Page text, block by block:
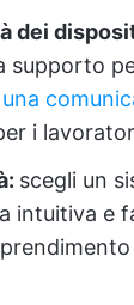
dei
supporto
una
i
scegli un
intuitiva e